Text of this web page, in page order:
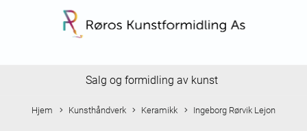
Salg og formidling av kunst
Hjem Kunsthåndverk Keramikk Ingeborg Rørvik Lejon